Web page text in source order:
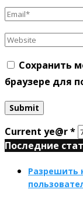
Сохранить
браузере для
Current ye@r*
Последние
Разрешить